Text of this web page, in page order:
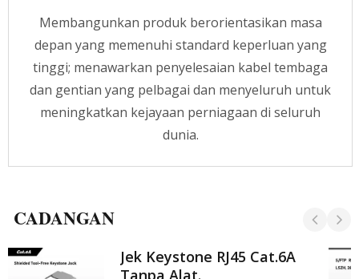
untuk mengurangkan kos kabel melalui kabel
gentian optik dan menyediakan isyarat
rangkaian yang lebih boleh dipercayai. Tidak
kira di mana projek anda berada, pasukan kami
gembira untuk menyediakan pelan kabel yang
disesuaikan dan menyediakan kerjasama
agensi, hubungi kami untuk maklumat lanjut
Membangunkan produk berorientasikan masa
depan yang memenuhi standard keperluan yang
tinggi; menawarkan penyelesaian kabel tembaga
dan gentian yang pelbagai dan menyeluruh untuk
meningkatkan kejayaan perniagaan di seluruh
dunia.
CADANGAN
Jek Keystone RJ45 Cat.6A
Tanpa Alat.